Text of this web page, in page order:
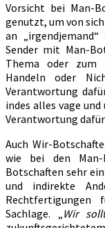
Vorsicht bei Man-
genutzt, um von
an
Sender mit Man-
Thema oder zum
Handeln oder
Verantwortung
indes alles vage
Verantwortung
Auch Wir-
wie bei den
Botschaften sehr
und indirekte
Sachlage. „Wir